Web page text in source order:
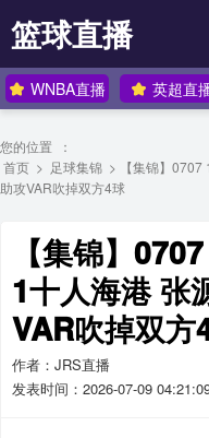
篮球直播
WNBA直播 英超直
您的位置 ：
首页 > 足球集锦 > 【集锦】0707
助攻VAR吹掉双方4球
【集锦】
1十人海港 张
VAR吹掉双方
作者：JRS直播
发表时间：2026-07-09